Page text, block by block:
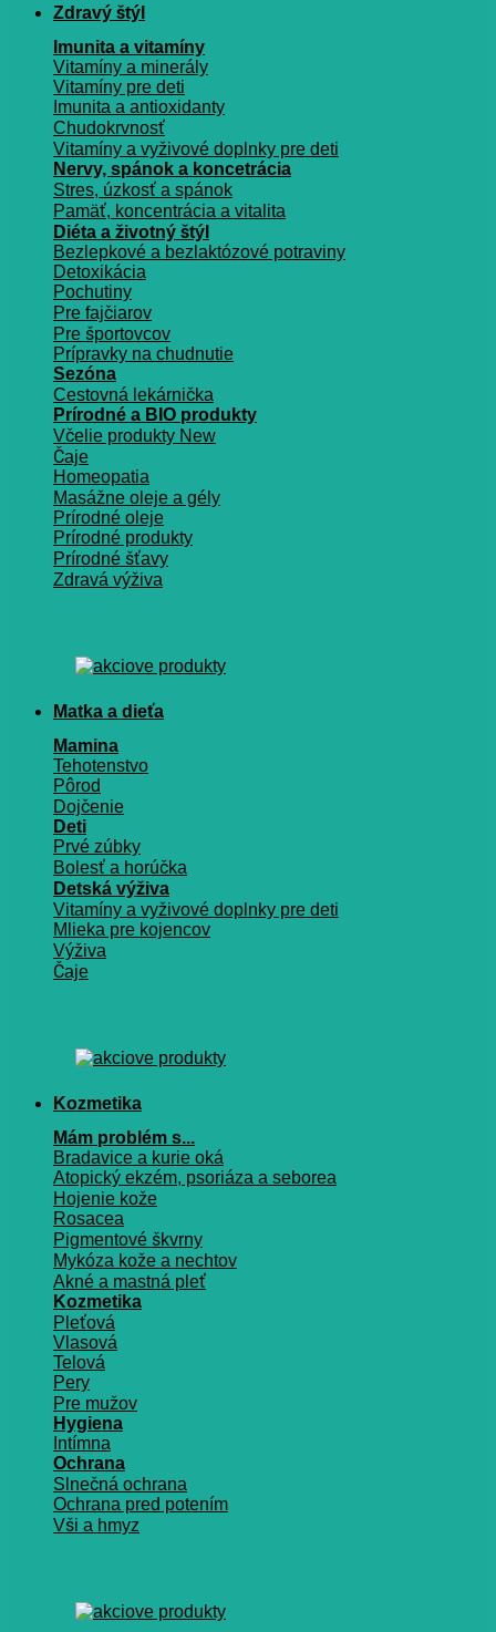
Zdravý štýl
Imunita a vitamíny
Vitamíny a minerály
Vitamíny pre deti
Imunita a antioxidanty
Chudokrvnosť
Vitamíny a vyživové doplnky pre deti
Nervy, spánok a koncetrácia
Stres, úzkosť a spánok
Pamäť, koncentrácia a vitalita
Diéta a životný štýl
Bezlepkové a bezlaktózové potraviny
Detoxikácia
Pochutiny
Pre fajčiarov
Pre športovcov
Prípravky na chudnutie
Sezóna
Cestovná lekárnička
Prírodné a BIO produkty
Včelie produkty
Čaje
Homeopatia
Masážne oleje a gély
Prírodné oleje
Prírodné produkty
Prírodné šťavy
Zdravá výživa
Matka a dieťa
Mamina
Tehotenstvo
Pôrod
Dojčenie
Deti
Prvé zúbky
Bolesť a horúčka
Detská výživa
Vitamíny a vyživové doplnky pre deti
Mlieka pre kojencov
Výživa
Čaje
Kozmetika
Mám problém s...
Bradavice a kurie oká
Atopický ekzém, psoriáza a seborea
Hojenie kože
Rosacea
Pigmentové škvrny
Mykóza kože a nechtov
Akné a mastná pleť
Kozmetika
Pleťová
Vlasová
Telová
Pery
Pre mužov
Hygiena
Intímna
Ochrana
Slnečná ochrana
Ochrana pred potením
Vši a hmyz